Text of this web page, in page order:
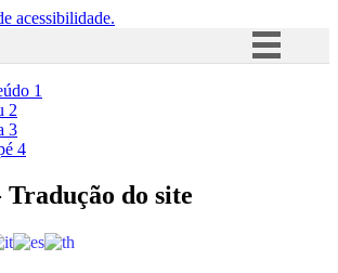
acessibilidade.
Acesso à informação
1
2
3
4
do site